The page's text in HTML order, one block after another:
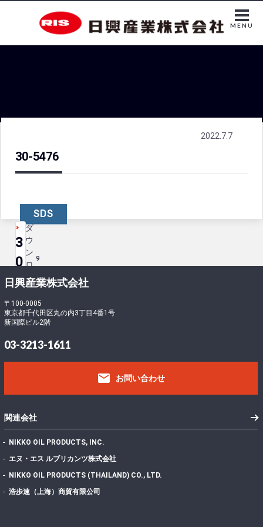
MENU
30-5476
2022.7.7
SDS
ダ
ウ
ン
ロ
ー
ド
9
フ
ァ
イ
ル
サ
イ
388.50 KB
イ
数
稿
日
2022年7月7日
最
3
0
-
5
4
7
6
日興産業株式会社
〒100-0005
東京都千代田区丸の内3丁目4番1号
新国際ビル2階
03-3213-1611
email お問い合わせ
関連会社
NIKKO OIL PRODUCTS, INC.
エヌ・エス ルブリカンツ株式会社
NIKKO OIL PRODUCTS (THAILAND) CO., LTD.
浩歩速（上海）商貿有限公司